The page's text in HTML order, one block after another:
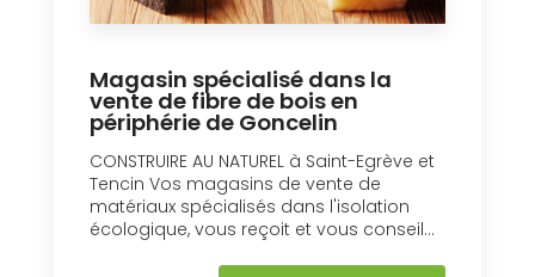
Magasin spécialisé dans la
vente de fibre de bois en
périphérie de Goncelin
CONSTRUIRE AU NATUREL à Saint-Egrève et
Tencin Vos magasins de vente de
matériaux spécialisés dans l'isolation
écologique, vous reçoit et vous conseil...